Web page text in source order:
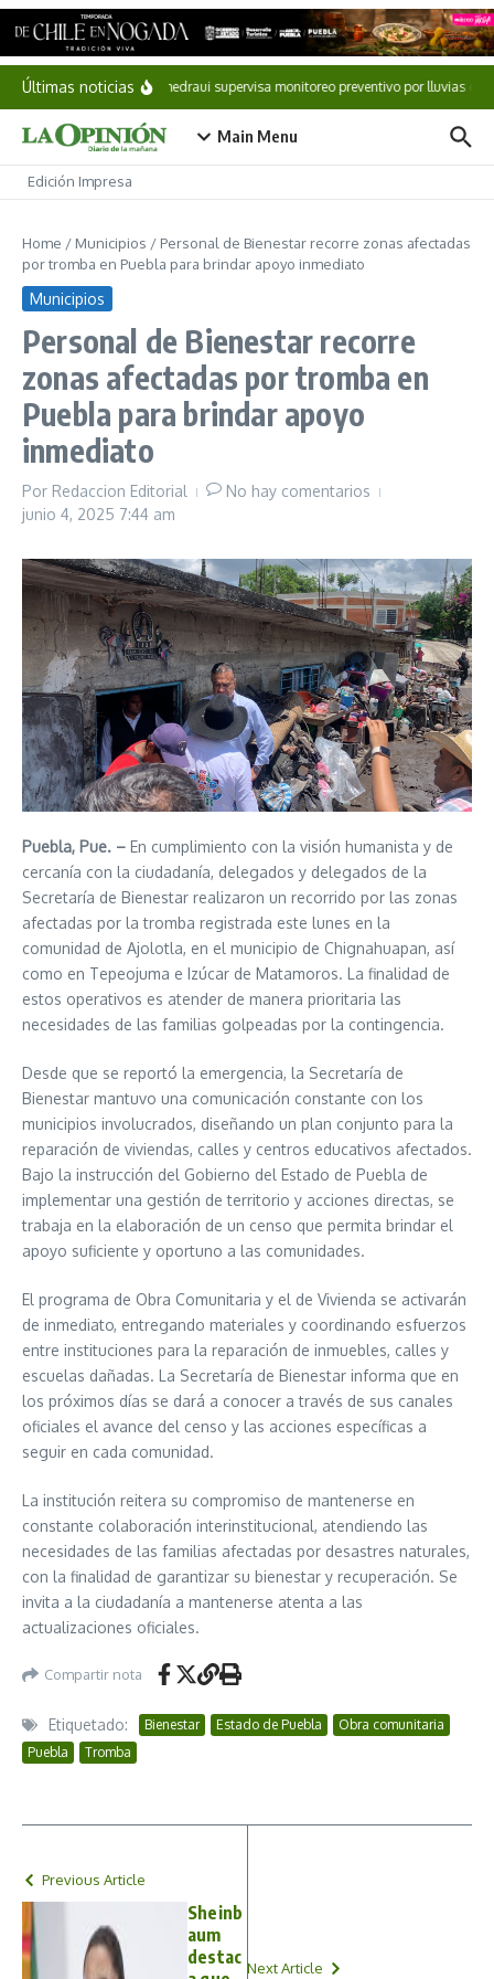
Saltar al contenido
Últimas noticiasPepe Chedraui supervisa monitoreo preventivo por lluvias
Main Menu
Edición Impresa
Home / Municipios / Personal de Bienestar recorre zonas afectadas
por tromba en Puebla para brindar apoyo inmediato
Municipios
Personal de Bienestar recorre
zonas afectadas por tromba en
Puebla para brindar apoyo
inmediato
Por Redaccion Editorial
No hay comentarios
junio 4, 2025 7:44 am
Puebla, Pue. – En cumplimiento con la visión humanista y de
cercanía con la ciudadanía, delegados y delegados de la
Secretaría de Bienestar realizaron un recorrido por las zonas
afectadas por la tromba registrada este lunes en la
comunidad de Ajolotla, en el municipio de Chignahuapan, así
como en Tepeojuma e Izúcar de Matamoros. La finalidad de
estos operativos es atender de manera prioritaria las
necesidades de las familias golpeadas por la contingencia.
Desde que se reportó la emergencia, la Secretaría de
Bienestar mantuvo una comunicación constante con los
municipios involucrados, diseñando un plan conjunto para la
reparación de viviendas, calles y centros educativos afectados.
Bajo la instrucción del Gobierno del Estado de Puebla de
implementar una gestión de territorio y acciones directas, se
trabaja en la elaboración de un censo que permita brindar el
apoyo suficiente y oportuno a las comunidades.
El programa de Obra Comunitaria y el de Vivienda se activarán
de inmediato, entregando materiales y coordinando esfuerzos
entre instituciones para la reparación de inmuebles, calles y
escuelas dañadas. La Secretaría de Bienestar informa que en
los próximos días se dará a conocer a través de sus canales
oficiales el avance del censo y las acciones específicas a
seguir en cada comunidad.
La institución reitera su compromiso de mantenerse en
constante colaboración interinstitucional, atendiendo las
necesidades de las familias afectadas por desastres naturales,
con la finalidad de garantizar su bienestar y recuperación. Se
invita a la ciudadanía a mantenerse atenta a las
actualizaciones oficiales.
Compartir nota
Etiquetado: Bienestar Estado de Puebla
Obra comunitaria
Puebla
Tromba
Previous Article
Sheinb
aum
destac Next Article